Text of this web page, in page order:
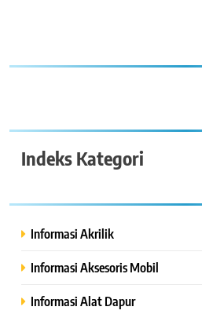
Indeks Kategori
Informasi Akrilik
Informasi Aksesoris Mobil
Informasi Alat Dapur